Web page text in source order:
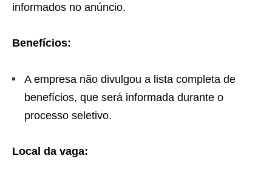
informados no anúncio.
Benefícios:
A empresa não divulgou a lista completa de
benefícios, que será informada durante o
processo seletivo.
Local da vaga: